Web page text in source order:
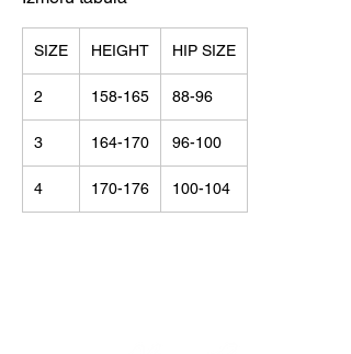
SIZE HEIGHT HIP SIZE
2 158-165 88-96
3 164-170 96-100
4 170-176 100-104